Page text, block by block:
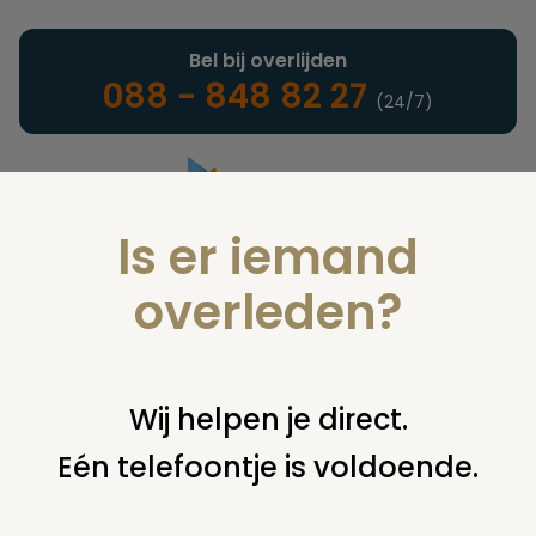
Landelijke uitvaartonderneming
Bel bij overlijden
088 - 848 82 27 (24/7)
U bent hier: home verzekeringen overige financiering uit
voorkomt zorg polis
Is er iemand
overleden?
Wij helpen je direct.
Eén telefoontje is voldoende.